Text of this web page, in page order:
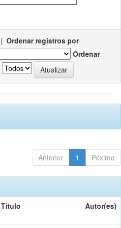
| Ordenar registros por
Ordenar
Anterior 1 Póximo
Título Autor(es)